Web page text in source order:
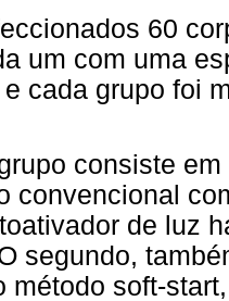
60
um com uma
cada grupo foi
consiste
convencional
de luz
segundo,
método soft-